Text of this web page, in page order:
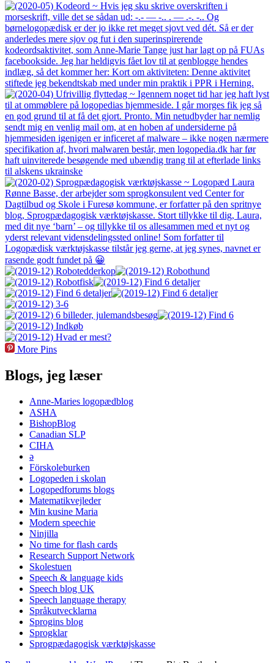
More Pins
Blogs, jeg læser
Anne-Maries logopædblog
ASHA
BishopBlog
Canadian SLP
CIHA
ə
Förskoleburken
Logopeden i skolan
Logopedforums blogs
Matematikvejleder
Min kusine Maria
Modern speechie
Ninjilla
No time for flash cards
Research Support Network
Skolestuen
Speech & language kids
Speech blog UK
Speech language therapy
Språkutvecklarna
Sprogins blog
Sprogklar
Sprogpædagogisk værktøjskasse